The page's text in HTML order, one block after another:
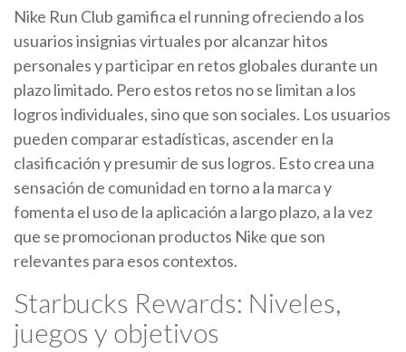
Nike Run Club gamifica el running ofreciendo a los
usuarios insignias virtuales por alcanzar hitos
personales y participar en retos globales durante un
plazo limitado. Pero estos retos no se limitan a los
logros individuales, sino que son sociales. Los usuarios
pueden comparar estadísticas, ascender en la
clasificación y presumir de sus logros. Esto crea una
sensación de comunidad en torno a la marca y
fomenta el uso de la aplicación a largo plazo, a la vez
que se promocionan productos Nike que son
relevantes para esos contextos.
Starbucks Rewards: Niveles,
juegos y objetivos